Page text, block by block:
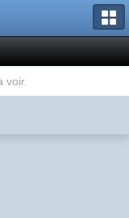
voir.